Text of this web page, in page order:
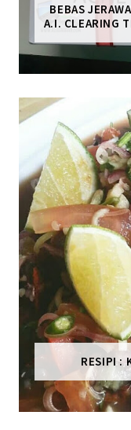
BEBAS
A.I. CLEARING
RESIPI :